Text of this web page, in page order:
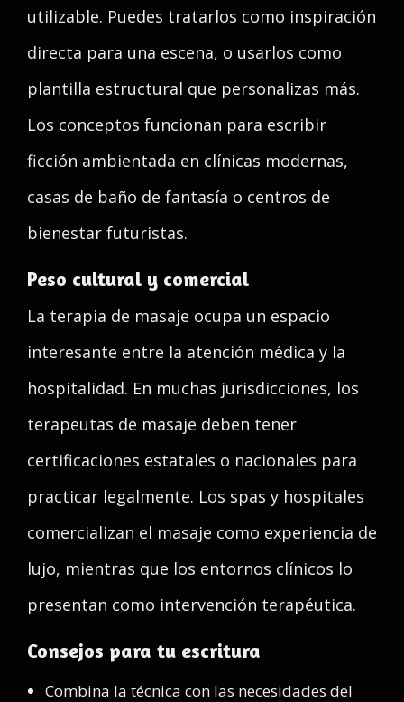
utilizable. Puedes tratarlos como inspiración
directa para una escena, o usarlos como
plantilla estructural que personalizas más.
Los conceptos funcionan para escribir
ficción ambientada en clínicas modernas,
casas de baño de fantasía o centros de
bienestar futuristas.
Peso cultural y comercial
La terapia de masaje ocupa un espacio
interesante entre la atención médica y la
hospitalidad. En muchas jurisdicciones, los
terapeutas de masaje deben tener
certificaciones estatales o nacionales para
practicar legalmente. Los spas y hospitales
comercializan el masaje como experiencia de
lujo, mientras que los entornos clínicos lo
presentan como intervención terapéutica.
Consejos para tu escritura
Combina la técnica con las necesidades del